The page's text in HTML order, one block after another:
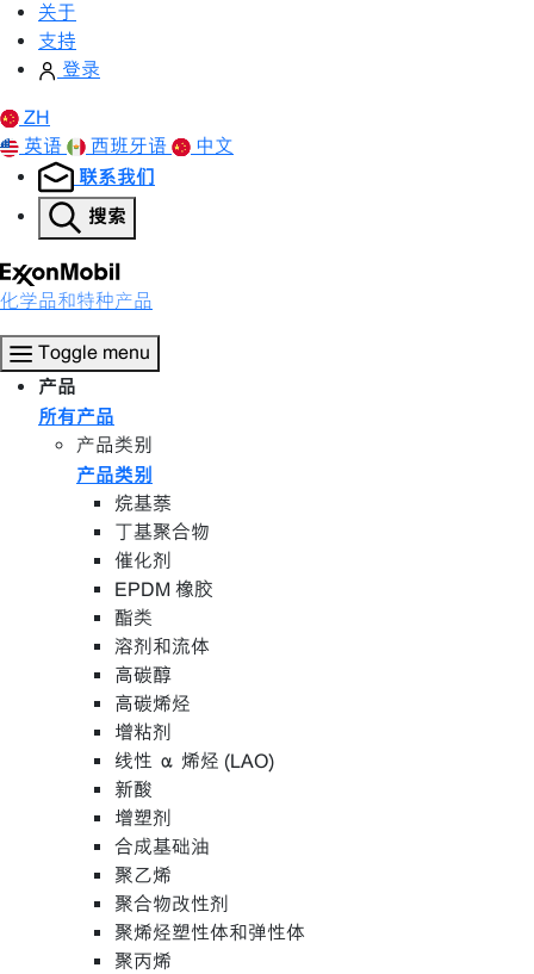
关于
支持
登录
ZH
英语
西班牙语 中文
联系我们
搜索
化学品和特种产品
Toggle menu
产品
所有产品
产品类别
产品类别
烷基萘
丁基聚合物
催化剂
EPDM 橡胶
酯类
溶剂和流体
高碳醇
高碳烯烃
增粘剂
线性 α 烯烃 (LAO)
新酸
增塑剂
合成基础油
聚乙烯
聚合物改性剂
聚烯烃塑性体和弹性体
聚丙烯